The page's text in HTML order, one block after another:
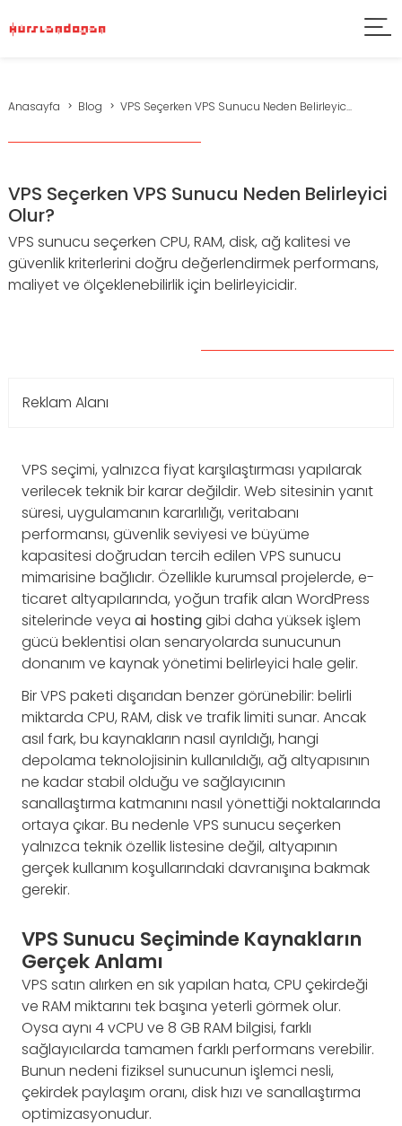
Anasayfa Blog VPS Seçerken VPS Sunucu Neden Belirleyic...
VPS Seçerken VPS Sunucu Neden Belirleyici
Olur?
VPS sunucu seçerken CPU, RAM, disk, ağ kalitesi ve
güvenlik kriterlerini doğru değerlendirmek performans,
maliyet ve ölçeklenebilirlik için belirleyicidir.
Reklam Alanı
VPS seçimi, yalnızca fiyat karşılaştırması yapılarak
verilecek teknik bir karar değildir. Web sitesinin yanıt
süresi, uygulamanın kararlılığı, veritabanı
performansı, güvenlik seviyesi ve büyüme
kapasitesi doğrudan tercih edilen VPS sunucu
mimarisine bağlıdır. Özellikle kurumsal projelerde, e-
ticaret altyapılarında, yoğun trafik alan WordPress
sitelerinde veya ai hostinggibi daha yüksek işlem
gücü beklentisi olan senaryolarda sunucunun
donanım ve kaynak yönetimi belirleyici hale gelir.
Bir VPS paketi dışarıdan benzer görünebilir: belirli
miktarda CPU, RAM, disk ve trafik limiti sunar. Ancak
asıl fark, bu kaynakların nasıl ayrıldığı, hangi
depolama teknolojisinin kullanıldığı, ağ altyapısının
ne kadar stabil olduğu ve sağlayıcının
sanallaştırma katmanını nasıl yönettiği noktalarında
ortaya çıkar. Bu nedenle VPS sunucu seçerken
yalnızca teknik özellik listesine değil, altyapının
gerçek kullanım koşullarındaki davranışına bakmak
gerekir.
VPS Sunucu Seçiminde Kaynakların
Gerçek Anlamı
VPS satın alırken en sık yapılan hata, CPU çekirdeği
ve RAM miktarını tek başına yeterli görmek olur.
Oysa aynı 4 vCPU ve 8 GB RAM bilgisi, farklı
sağlayıcılarda tamamen farklı performans verebilir.
Bunun nedeni fiziksel sunucunun işlemci nesli,
çekirdek paylaşım oranı, disk hızı ve sanallaştırma
optimizasyonudur.